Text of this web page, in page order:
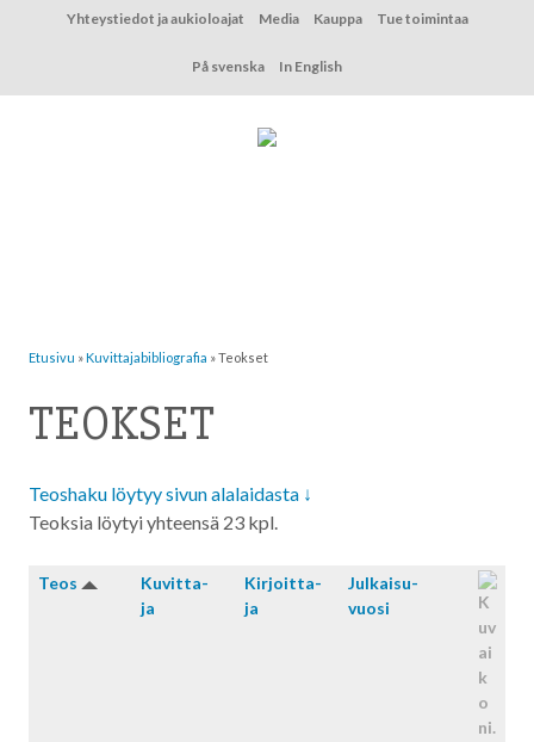
Yhteystiedot ja aukioloajat Media Kauppa Tue toimintaa
På svenska In English
Etusivu »Kuvittaja­bibliografia »Teokset
TEOKSET
Teoshaku löytyy sivun alalaidasta ↓
Teoksia löytyi yhteensä 23 kpl.
Teos
Kuvitta­
ja
Kirjoitta­
ja
Julkaisu­
vuosi